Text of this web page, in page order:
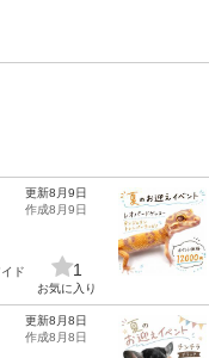
ド
更新8月9日
作成8月9日
1
お気に入り
更新8月8日
作成8月8日